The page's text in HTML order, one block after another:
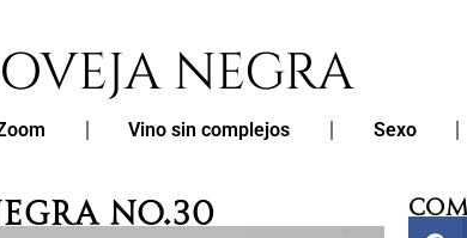
Vino sin complejos Sexo
No.30